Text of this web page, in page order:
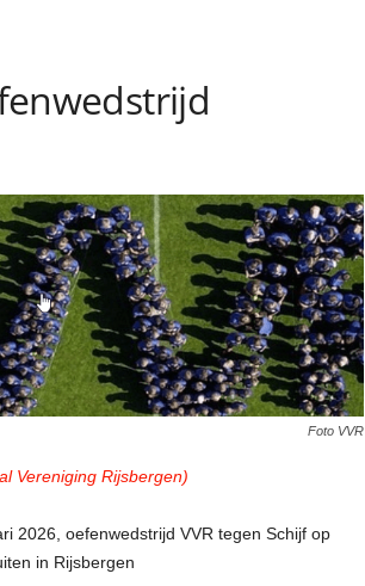
Foto VVR
Vereniging Rijsbergen)
2026, oefenwedstrijd VVR tegen Schijf op
in Rijsbergen